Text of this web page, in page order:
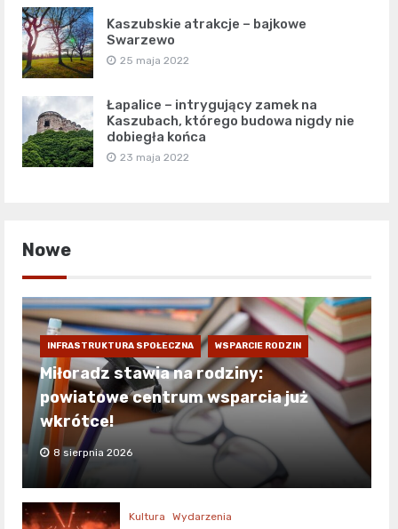
Kaszubskie atrakcje – bajkowe
Swarzewo
25 maja 2022
Łapalice – intrygujący zamek na
Kaszubach, którego budowa nigdy nie
dobiegła końca
23 maja 2022
Nowe
INFRASTRUKTURA SPOŁECZNA WSPARCIE RODZIN
Miłoradz stawia na rodziny:
powiatowe centrum wsparcia już
wkrótce!
8 sierpnia 2026
Kultura Wydarzenia